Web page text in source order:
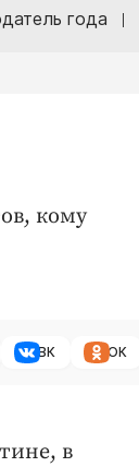
года
кому
ВК ОК
в